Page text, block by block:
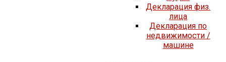
Декларация физ.
лица
Декларация по
недвижимости /
машине